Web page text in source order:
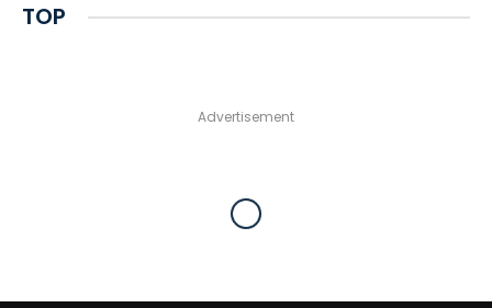
TOP
Advertisement